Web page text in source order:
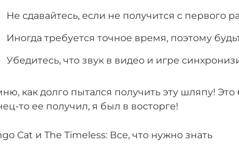
Не сдавайтесь, если не получится с первого
Иногда требуется точное время, поэтому
Убедитесь, что звук в видео и игре
как долго пытался получить эту шляпу! Это
то ее получил, я был в восторге!